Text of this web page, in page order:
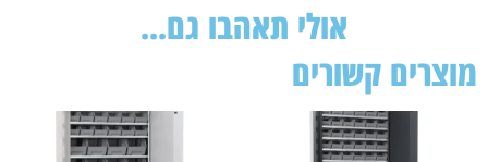
אולי תאהבו גם...
מוצרים קשורים